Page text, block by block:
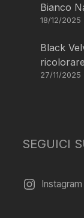
Bianco
18/12/2025
Black
27/11/2025
SEGUICI
Instagram